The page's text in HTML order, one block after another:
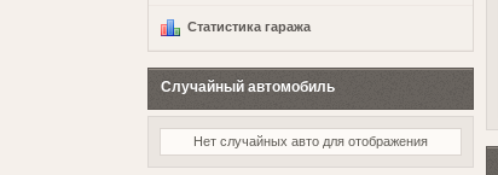
Статистика гаража
Случайный автомобиль
Нет случайных авто для отображения